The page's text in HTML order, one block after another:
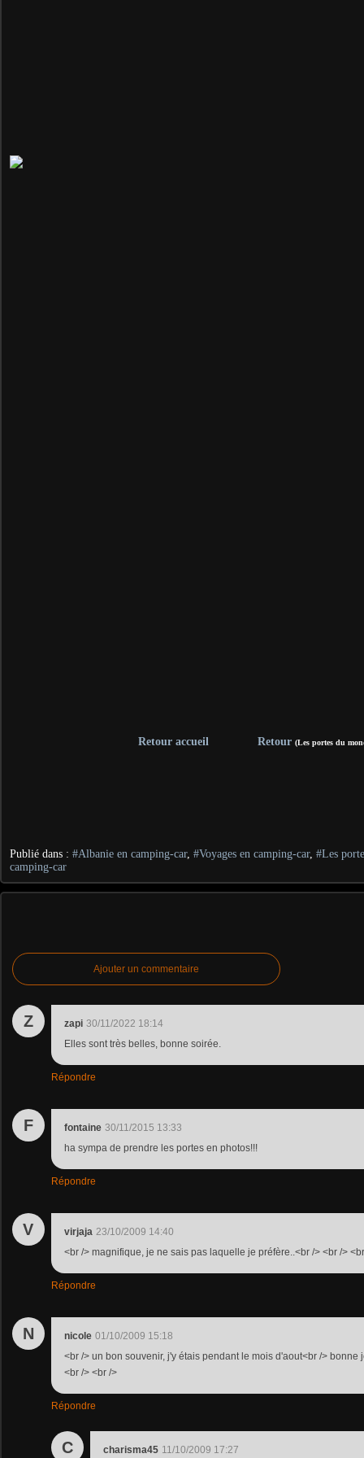
Retour accueil Retour (Les portes du
Publié dans : #Albanie en camping-car, #Voyages en camping-car, #Les
camping-car
Ajouter un commentaire
Z zapi 30/11/2022 18:14
Elles sont très belles, bonne soirée.
Répondre
F fontaine 30/11/2015 13:33
ha sympa de prendre les portes en photos!!!
Répondre
V virjaja 23/10/2009 14:40
<br /> magnifique, je ne sais pas laquelle je préfère..<br /> <br />
Répondre
N nicole 01/10/2009 15:18
<br /> un bon souvenir, j'y étais pendant le mois d'aout<br /> bonne
<br /> <br />
Répondre
C charisma45 11/10/2009 17:27